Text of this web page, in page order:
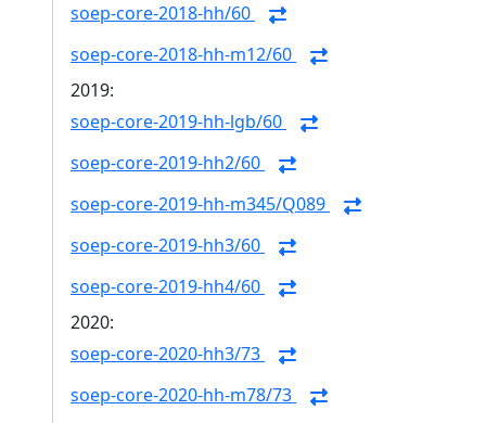
soep-core-2018-hh/60
soep-core-2018-hh-m12/60
2019:
soep-core-2019-hh-lgb/60
soep-core-2019-hh2/60
soep-core-2019-hh-m345/Q089
soep-core-2019-hh3/60
soep-core-2019-hh4/60
2020:
soep-core-2020-hh3/73
soep-core-2020-hh-m78/73